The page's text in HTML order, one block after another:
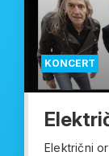
KONCERT
Električni